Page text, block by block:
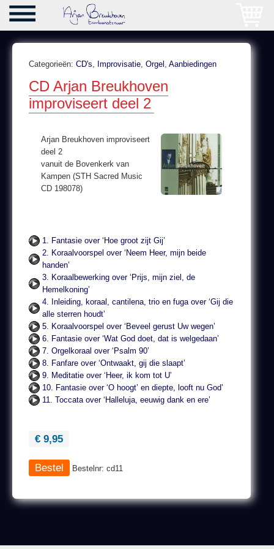
Categorieën: CD's, Improvisatie, Orgel , Aanbiedingen
CD Arjan Breukhoven
improviseert deel 2
Arjan Breukhoven improviseert
deel 2
vanuit de Bovenkerk van
Kampen (STH Sacred Music
CD 198078)
1. Fantasie over ‘Hoe groot zijt Gij’
2. Koraalvoorspel over ‘Neem Heer, mijn beide
handen’
3. Koraalbewerking over ‘Prijs, mijn ziel, de
Hemelkoning’
4. Inleiding, koraal, cantilena, trio en fuga over ‘Gij die
alle sterren houdt’
5. Koraalvoorspel over ‘Beveel gerust Uw wegen’
6. Fantasie over ‘Wat God doet, dat is welgedaan’
7. Orgelkoraal over ‘Psalm 90’
8. Fanfare over ‘Ontwaakt, gij die slaapt’
9. Meditatie over ‘Heer, ik kom tot U’
10. Fantasie over ‘O hoogt’ en diepte, looft nu God’
11. Toccata over ‘Halleluja, eeuwig dank en ere’
€ 9,95
Bestelnr: cd11